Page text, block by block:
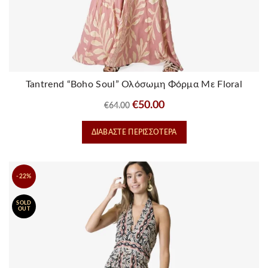
Tantrend “Boho Soul” Ολόσωμη Φόρμα Με Floral
€64.00 Original
price
was:
€50.00Η
τρέχουσα
τιμή
ΔΙΑΒΆΣΤΕ ΠΕΡΙΣΣΌΤΕΡΑ
-22%
SOLD
OUT